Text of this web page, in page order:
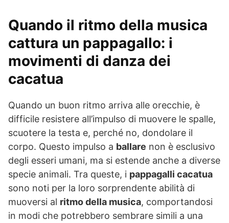
Quando il ritmo della musica
cattura un pappagallo: i
movimenti di danza dei
cacatua
Quando un buon ritmo arriva alle orecchie, è
difficile resistere all’impulso di muovere le spalle,
scuotere la testa e, perché no, dondolare il
corpo. Questo impulso a ballare non è esclusivo
degli esseri umani, ma si estende anche a diverse
specie animali. Tra queste, i pappagalli cacatua
sono noti per la loro sorprendente abilità di
muoversi al ritmo della musica, comportandosi
in modi che potrebbero sembrare simili a una